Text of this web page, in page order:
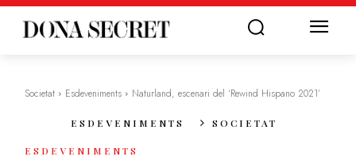
Societat Esdeveniments Naturland, escenari del ‘Rewind Hispano 2021’
ESDEVENIMENTS SOCIETAT
ESDEVENIMENTS